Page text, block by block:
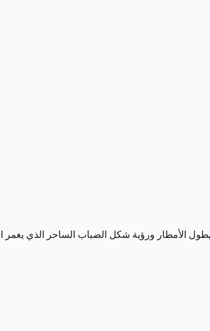
الأمطار ورؤية شكل الضباب الساحر الذي يغمر